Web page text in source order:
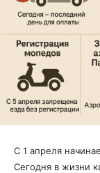
С 1 апреля
Сегодня в жизни